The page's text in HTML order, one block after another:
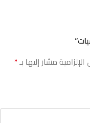
مشار إليها بـ*